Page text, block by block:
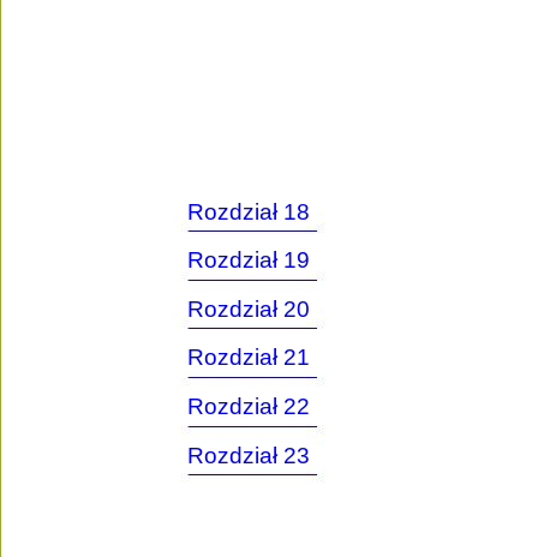
Rozdział 18
Rozdział 19
Rozdział 20
Rozdział 21
Rozdział 22
Rozdział 23